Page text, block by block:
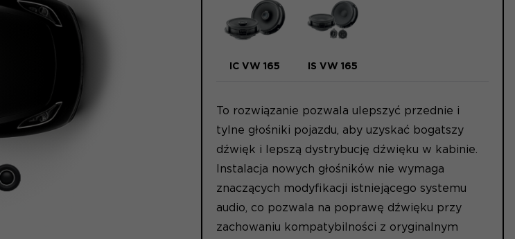
IC VW 165 IS VW 165
To rozwiązanie pozwala ulepszyć przednie i
tylne głośniki pojazdu, aby uzyskać bogatszy
dźwięk i lepszą dystrybucję dźwięku w kabinie.
Instalacja nowych głośników nie wymaga
znaczących modyfikacji istniejącego systemu
audio, co pozwala na poprawę dźwięku przy
zachowaniu kompatybilności z oryginalnym